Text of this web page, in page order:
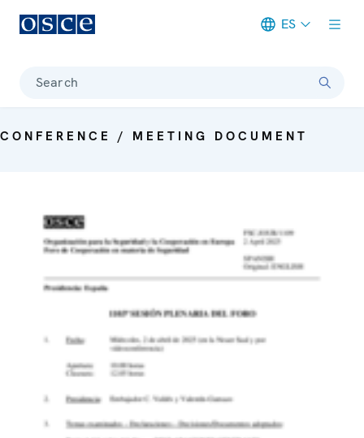
ES
Search
CONFERENCE / MEETING DOCUMENT